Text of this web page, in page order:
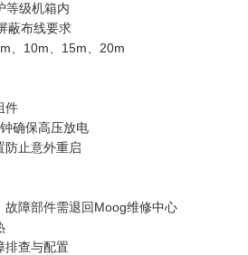
等级机箱内
蔽布线要求
、10m、15m、20m
件
确保高压放电
防止意外重启
故障部件需退回Moog维修中心
排查与配置